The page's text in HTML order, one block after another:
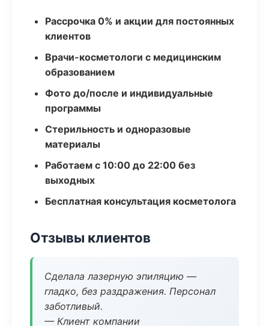
Рассрочка 0% и акции для постоянных
клиентов
Врачи-косметологи с медицинским
образованием
Фото до/после и индивидуальные
программы
Стерильность и одноразовые
материалы
Работаем с 10:00 до 22:00 без
выходных
Бесплатная консультация косметолога
Отзывы клиентов
Сделала лазерную эпиляцию —
гладко, без раздражения. Персонал
заботливый.
— Клиент компании